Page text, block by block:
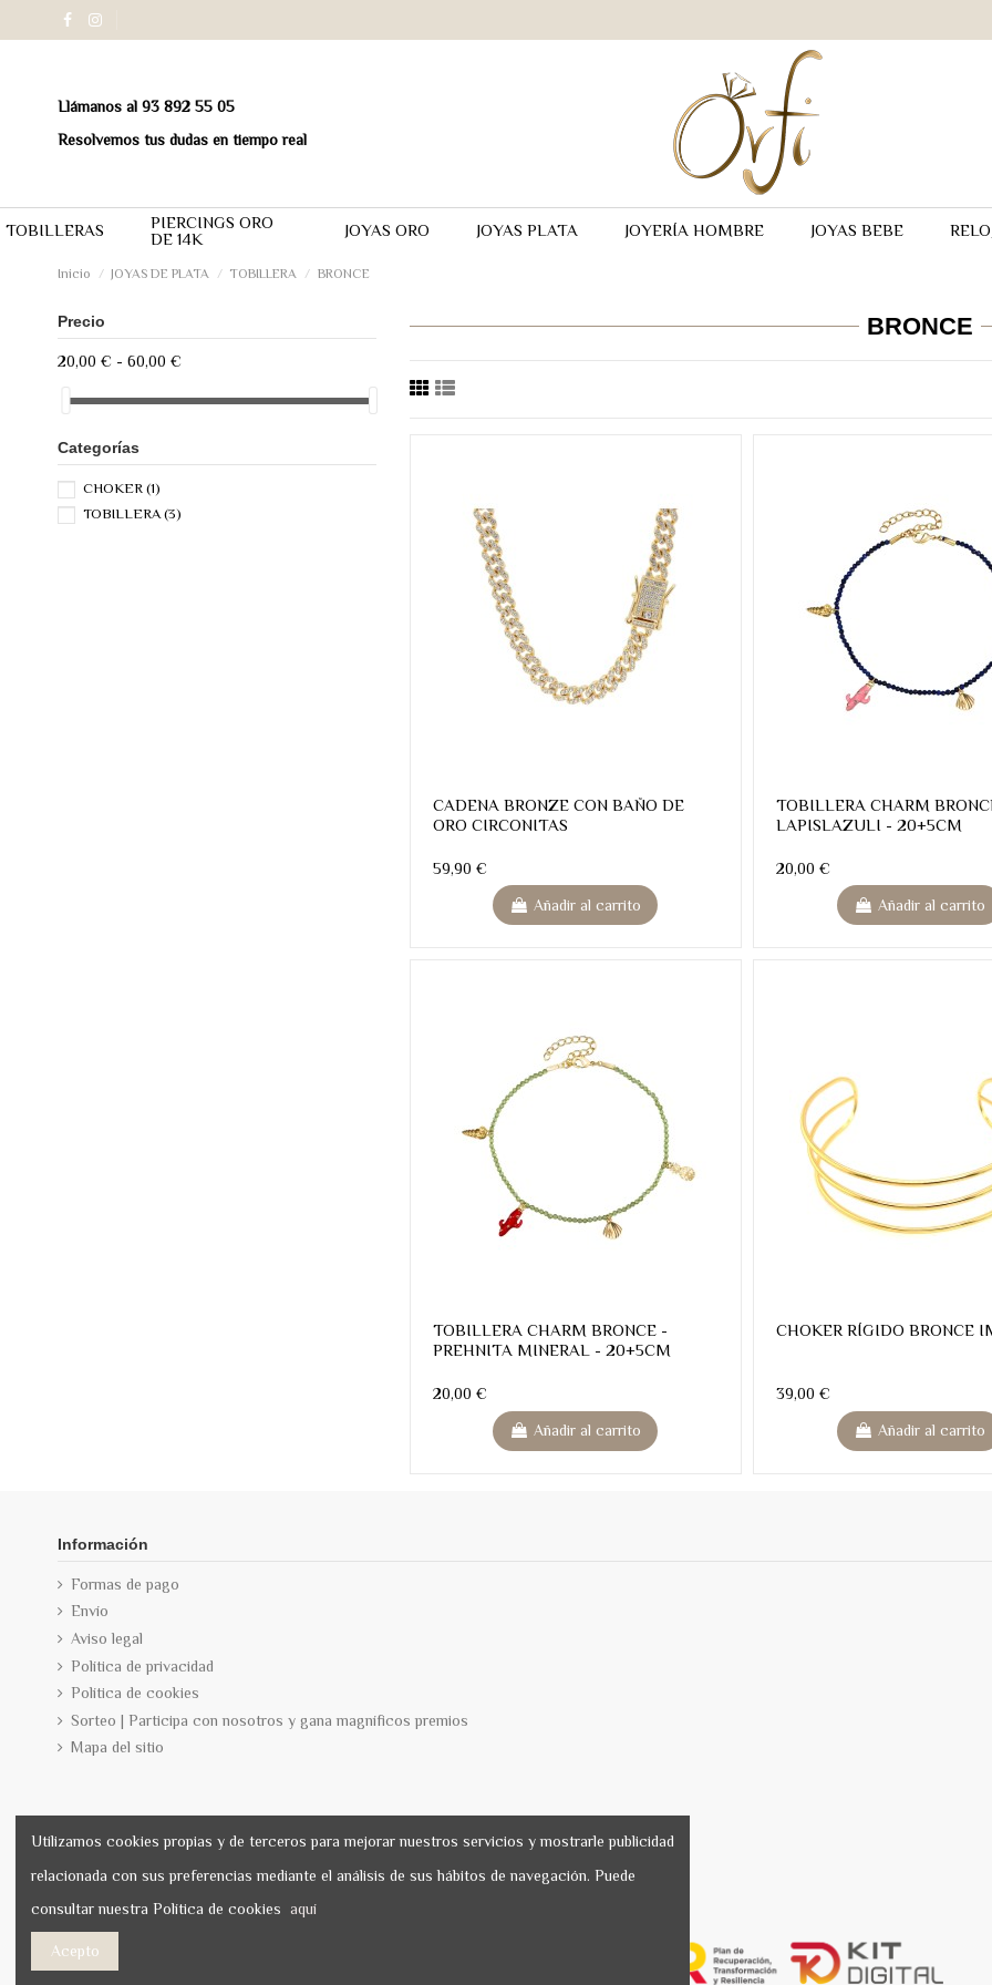
Llámanos al 93 892 55 05
Resolvemos tus dudas en tiempo real
TOBILLERAS
PIERCINGS ORO
DE 14K
JOYAS ORO JOYAS PLATA JOYERÍA HOMBRE JOYAS BEBE
Inicio JOYAS DE PLATA TOBILLERA BRONCE
BRONCE
CADENA BRONZE CON BAÑO DE
ORO CIRCONITAS
59,90 €
Añadir al carrito
TOBILLERA CHARM
LAPISLAZULI - 20+5CM
20,00 €
Añadir al carrito
TOBILLERA CHARM BRONCE -
PREHNITA MINERAL - 20+5CM
20,00 €
Añadir al carrito
CHOKER RÍGIDO BRONCE
39,00 €
Añadir al carrito
Precio
20,00 € - 60,00 €
Categorías
CHOKER (1)
TOBILLERA(3)
Información
Formas de pago
Envío
Aviso legal
Política de privacidad
Política de cookies
Sorteo | Participa con nosotros y gana magníficos premios
Mapa del sitio
Utilizamos cookies propias y de terceros para mejorar nuestros servicios y mostrarle publicidad
relacionada con sus preferencias mediante el análisis de sus hábitos de navegación. Puede
consultar nuestra Política de cookies aquí
Acepto